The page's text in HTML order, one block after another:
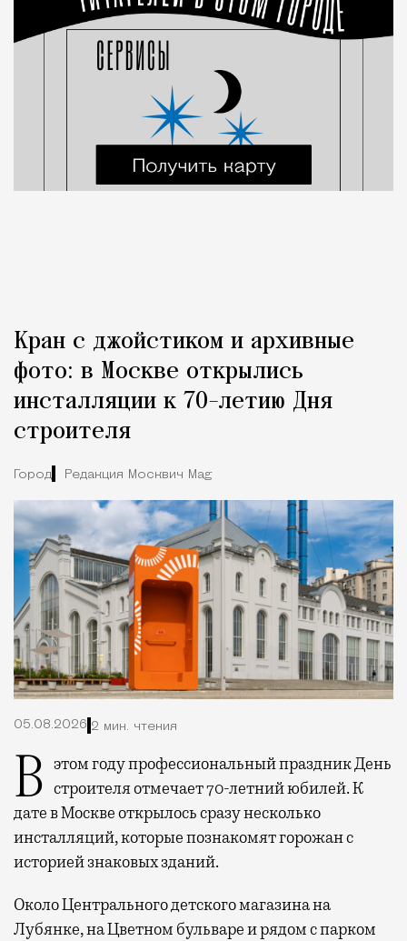
Кран с джойстиком и архивные
фото: в Москве открылись
инсталляции к 70-летию Дня
строителя
Город Редакция Москвич Mag
05.08.2026 2 мин. чтения
В этом году профессиональный праздник День строителя отмечает 70-летний юбилей. К
дате в Москве открылось сразу несколько
инсталляций, которые познакомят горожан с
историей знаковых зданий.
Около Центрального детского магазина на
Лубянке, на Цветном бульваре и рядом с парком